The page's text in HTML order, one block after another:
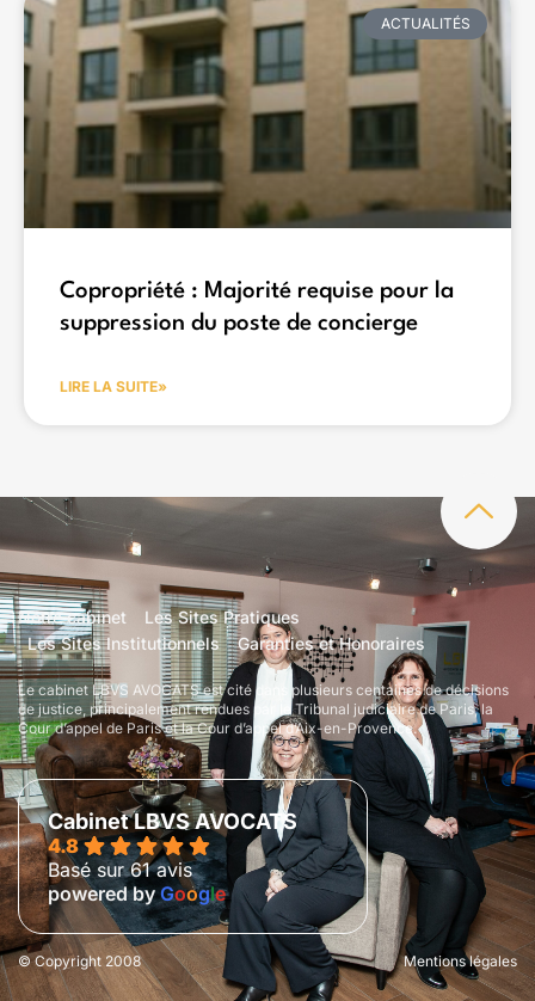
ACTUALITÉS
Copropriété : Majorité requise pour la
suppression du poste de concierge
LIRE LA SUITE»
© Copyright 2008 Mentions légales
Notre cabinet
Les Sites Pratiques
Les Sites Institutionnels
Garanties et Honoraires
Le cabinet LBVS AVOCATS est cité dans plusieurs centaines de décisions
de justice, principalement rendues par le Tribunal judiciaire de Paris, la
Cour d’appel de Paris et la Cour d’appel d’Aix-en-Provence.
Cabinet LBVS AVOCATS
4.8
Basé sur 61 avis
powered byGoogle